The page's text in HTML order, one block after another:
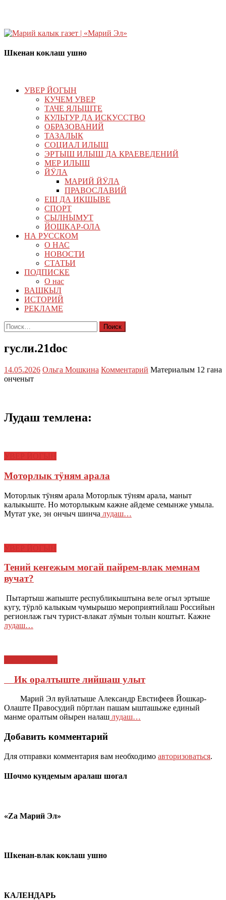
Шкенан коклаш ушно
УВЕР ЙОГЫН
КУЧЕМ УВЕР
ТАЧЕ ЯЛЫШТЕ
КУЛЬТУР ДА ИСКУССТВО
ОБРАЗОВАНИЙ
ТАЗАЛЫК
СОЦИАЛ ИЛЫШ
ЭРТЫШ ИЛЫШ ДА КРАЕВЕДЕНИЙ
МЕР ИЛЫШ
ЙӰЛА
МАРИЙ ЙӰЛА
ПРАВОСЛАВИЙ
ЕШ ДА ИКШЫВЕ
СПОРТ
СЫЛНЫМУТ
ЙОШКАР-ОЛА
НА РУССКОМ
О НАС
НОВОСТИ
СТАТЬИ
ПОДПИСКЕ
О нас
ВАШКЫЛ
ИСТОРИЙ
РЕКЛАМЕ
Найти:
гусли.21doc
14.05.2026 Ольга Мошкина Комментарий Материалым 12 гана
онченыт
Лудаш темлена:
Моторлык тӱням арала
Моторлык тӱням арала Моторлык тӱням арала, маныт
калыкыште. Но моторлыкым кажне айдеме семынже умыла.
Мутат уке, эн ончыч шинча лудаш…
Тений кеҥежым могай пайрем-влак мемнам
вучат?
Пытартыш жапыште республикыштына веле огыл эртыше
кугу, тӱрлӧ калыкым чумырышо мероприятийлаш Российын
регионлаж гыч турист-влакат лӱмын толын коштыт. Кажне
лудаш…
Ик оралтыште лийшаш улыт
Марий Эл вуйлатыше Александр Евстифеев Йошкар-
Олаште Правосудий пӧртлан пашам ышташыже единый
манме оралтым ойырен налаш лудаш…
Добавить комментарий
Для отправки комментария вам необходимо авторизоваться.
Шочмо кундемым аралаш шогал
«Zа Марий Эл»
Шкенан-влак коклаш ушно
КАЛЕНДАРЬ